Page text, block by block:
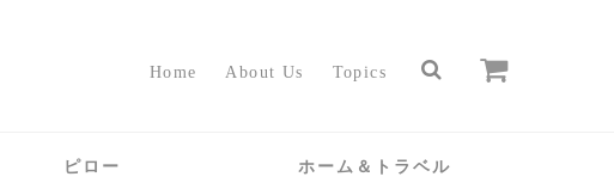
Home About Us Topics
ピロー ホーム＆トラベル